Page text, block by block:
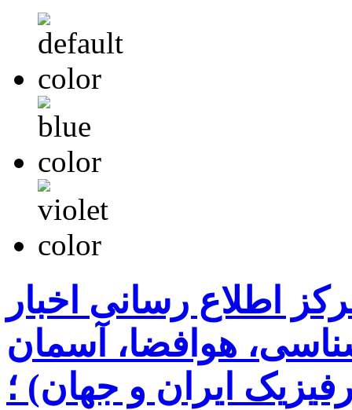
اطلاع رسانی اخبار
هوافضا، آسمان
ایران و جهان) ؛